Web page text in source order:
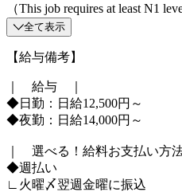
（This job requires at least N1
全て表示
【給与備考】
｜ 給与 ｜
◆日勤：日給12,500円～
◆夜勤：日給14,000円～
｜ 選べる！給料お支払い方
◆週払い
∟火曜〆翌週金曜に振込